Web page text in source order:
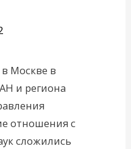
Москве в
и региона
отношения с
сложились